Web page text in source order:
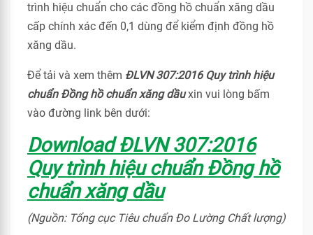
trình hiệu chuẩn cho các đồng hồ chuẩn xăng dầu
cấp chính xác đến 0,1 dùng để kiểm định đồng hồ
xăng dầu.
Để tải và xem thêm ĐLVN 307:2016 Quy trình hiệu
chuẩn Đồng hồ chuẩn xăng dầu xin vui lòng bấm
vào đường link bên dưới:
Download ĐLVN 307:2016
Quy trình hiệu chuẩn Đồng hồ
chuẩn xăng dầu
(Nguồn: Tổng cục Tiêu chuẩn Đo Lường Chất lượng)